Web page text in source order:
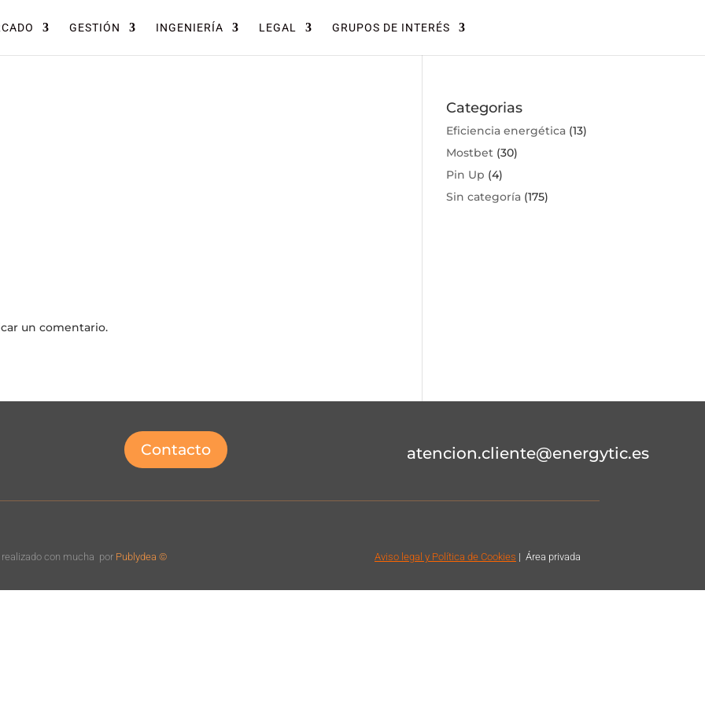
GESTIÓN INGENIERÍA LEGAL GRUPOS DE INTERÉS
un comentario.
Categorias
Eficiencia energética (13)
Mostbet (30)
Pin Up (4)
Sin categoría (175)
Contacto atencion.cliente@energytic.es
con mucha por Publydea © Aviso legal y Política de Cookies | Área privada